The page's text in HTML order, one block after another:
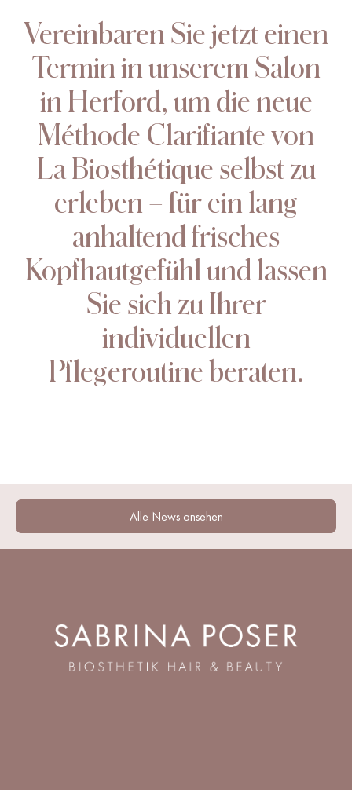
Vereinbaren Sie jetzt einen
Termin in unserem Salon
in Herford, um die neue
Méthode Clarifiante von
La Biosthétique selbst zu
erleben – für ein lang
anhaltend frisches
Kopfhautgefühl und lassen
Sie sich zu Ihrer
individuellen
Pflegeroutine beraten.
Alle News ansehen